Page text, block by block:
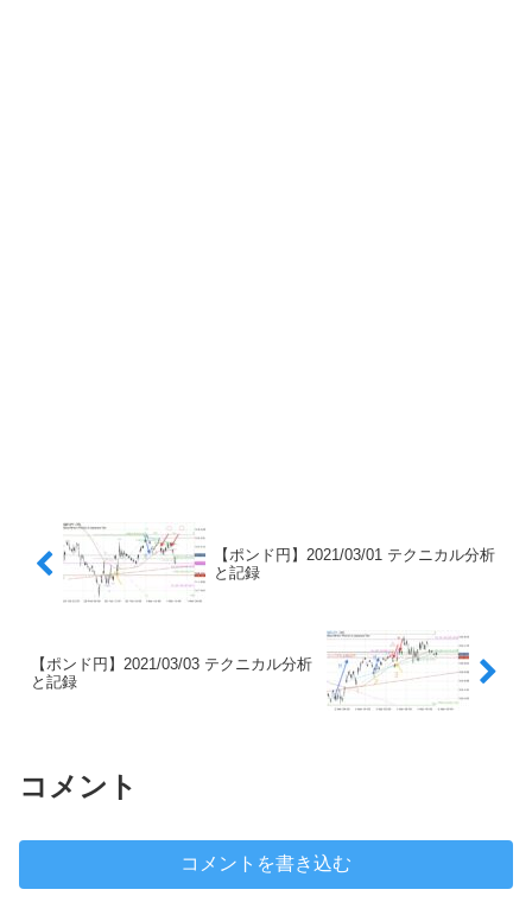
【ポンド円】2021/03/01 テクニカル分析
と記録
【ポンド円】2021/03/03 テクニカル分析
と記録
コメント
コメントを書き込む